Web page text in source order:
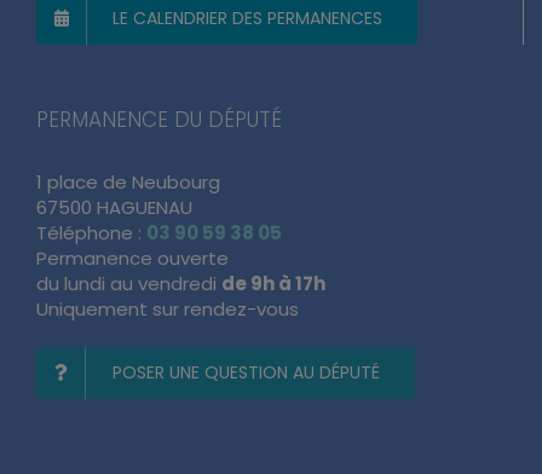
LE CALENDRIER DES PERMANENCES
PERMANENCE DU DÉPUTÉ
1 place de Neubourg
67500 HAGUENAU
Téléphone : 03 90 59 38 05
Permanence ouverte
du lundi au vendredi de 9h à 17h
Uniquement sur rendez-vous
POSER UNE QUESTION AU DÉPUTÉ